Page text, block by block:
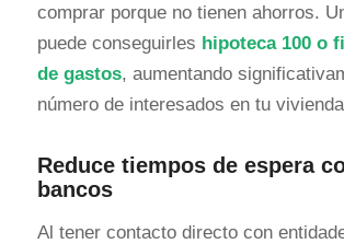
comprar porque no tienen ahorros.
puede conseguirles hipoteca 100 o
de gastos, aumentando
número de interesados en tu
Reduce tiempos de espera
bancos
Al tener contacto directo con